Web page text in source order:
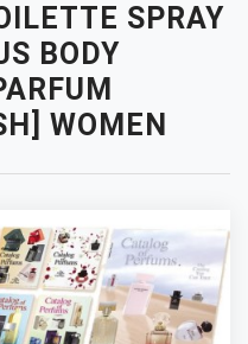
SPRAY
BODY
WOMEN